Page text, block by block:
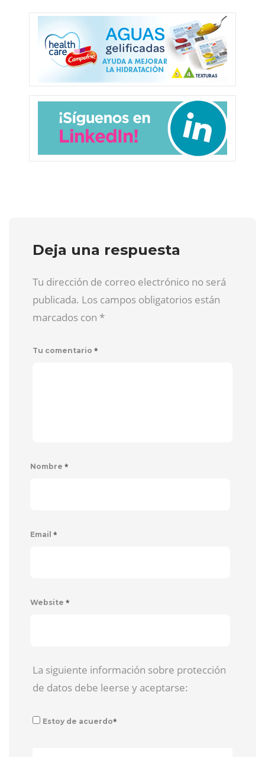
Deja una respuesta
Tu dirección de correo electrónico no será
publicada. Los campos obligatorios están
marcados con *
Tu comentario *
Nombre *
Email *
Website *
La siguiente información sobre protección
de datos debe leerse y aceptarse:
Estoy de acuerdo*